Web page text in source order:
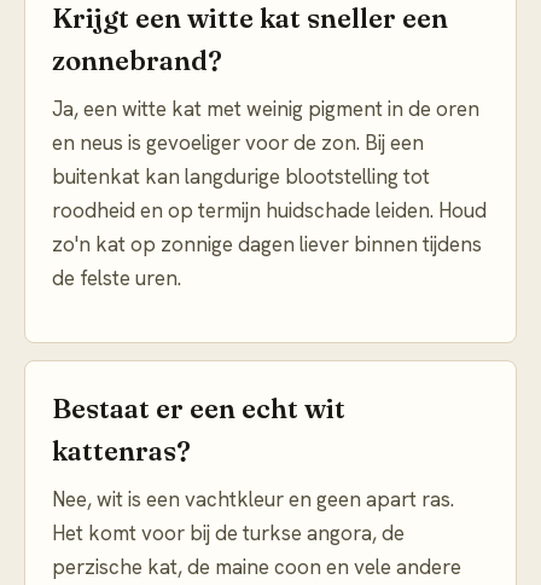
Krijgt een witte kat sneller een
zonnebrand?
Ja, een witte kat met weinig pigment in de oren
en neus is gevoeliger voor de zon. Bij een
buitenkat kan langdurige blootstelling tot
roodheid en op termijn huidschade leiden. Houd
zo'n kat op zonnige dagen liever binnen tijdens
de felste uren.
Bestaat er een echt wit
kattenras?
Nee, wit is een vachtkleur en geen apart ras.
Het komt voor bij de turkse angora, de
perzische kat, de maine coon en vele andere